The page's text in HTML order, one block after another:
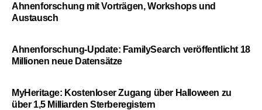
Ahnenforschung mit Vorträgen, Workshops und
Austausch
Ahnenforschung-Update: FamilySearch veröffentlicht 18
Millionen neue Datensätze
MyHeritage: Kostenloser Zugang über Halloween zu
über 1,5 Milliarden Sterberegistern